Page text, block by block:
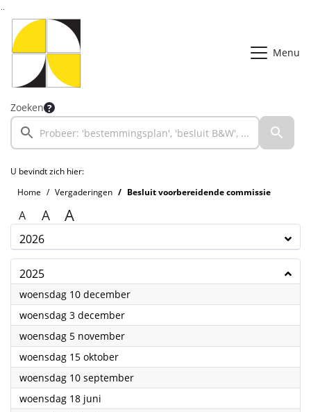
Menu
Zoeken
U bevindt zich hier:
Home
Vergaderingen Besluit voorbereidende commissie
A A A
2026
2025
woensdag 10 december2025
woensdag 3 december2025
woensdag 5 november2025
woensdag 15 oktober2025
woensdag 10 september2025
woensdag 18 juni